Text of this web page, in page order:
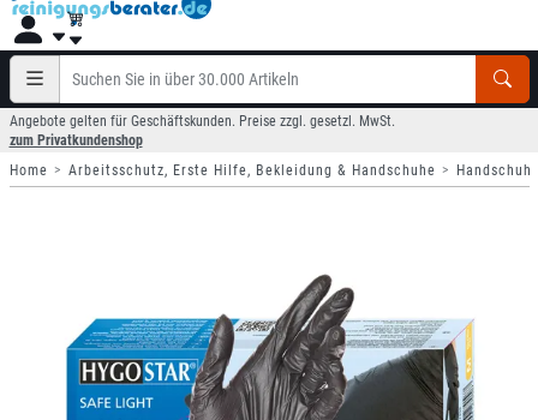
Angebote gelten für Geschäftskunden. Preise zzgl. gesetzl. MwSt.
zum Privatkundenshop
Home
Arbeitsschutz, Erste Hilfe, Bekleidung & Handschuhe